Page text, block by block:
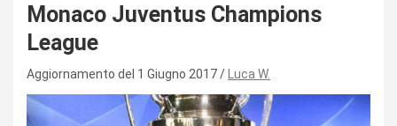
Monaco Juventus Champions
League
Aggiornamento del 1 Giugno 2017 Luca W.